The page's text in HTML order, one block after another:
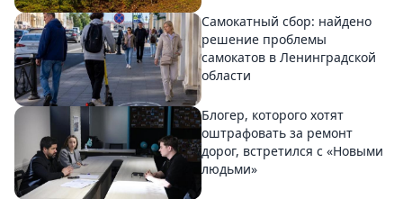
Самокатный сбор: найдено
решение проблемы
самокатов в Ленинградской
области
Блогер, которого хотят
оштрафовать за ремонт
дорог, встретился с «Новыми
людьми»